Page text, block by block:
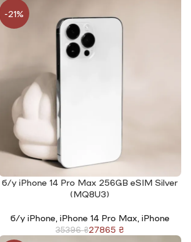
-21%
ЧИТАТИ ДАЛІ
б/у iPhone 14 Pro Max 256GB eSIM Silver
(MQ8U3)
б/у iPhone, iPhone 14 Pro Max iPhone
35396₴27865 ₴